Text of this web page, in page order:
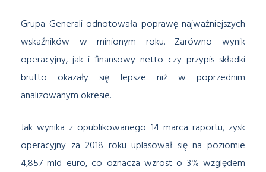
Grupa Generali odnotowała poprawę najważniejszych
wskaźników w minionym roku. Zarówno wynik
operacyjny, jak i finansowy netto czy przypis składki
brutto okazały się lepsze niż w poprzednim
analizowanym okresie.
Jak wynika z opublikowanego 14 marca raportu, zysk
operacyjny za 2018 roku uplasował się na poziomie
4,857 mld euro, co oznacza wzrost o 3% względem